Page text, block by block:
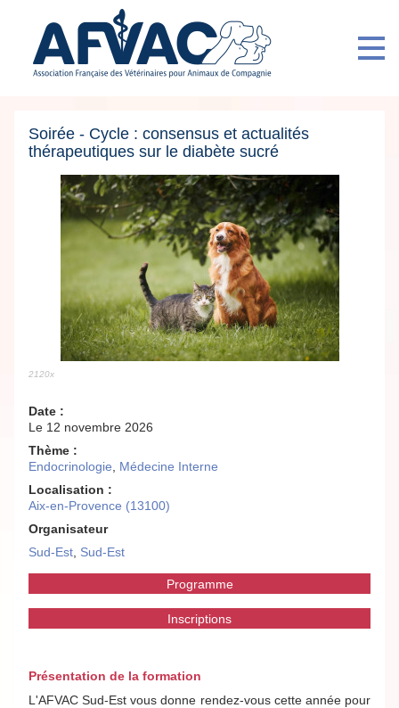
Soirée - Cycle : consensus et actualités
thérapeutiques sur le diabète sucré
2120x
Date :
Le 12 novembre 2026
Thème :
Endocrinologie
Médecine Interne
Localisation :
Aix-en-Provence (13100)
Organisateur
Sud-Est Sud-Est
Programme
Inscriptions
Présentation de la formation
L'AFVAC Sud-Est vous donne rendez-vous cette année pour